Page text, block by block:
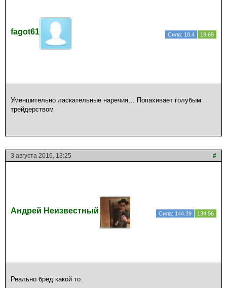
fagot61 Сила: 18.4 19.69
Уменшительно ласкательные наречия… Попахивает голубым
трейдерством
3 августа 2016, 13:25 #
Андрей Неизвестный Сила: 144.39 134.56
Реально бред какой то.